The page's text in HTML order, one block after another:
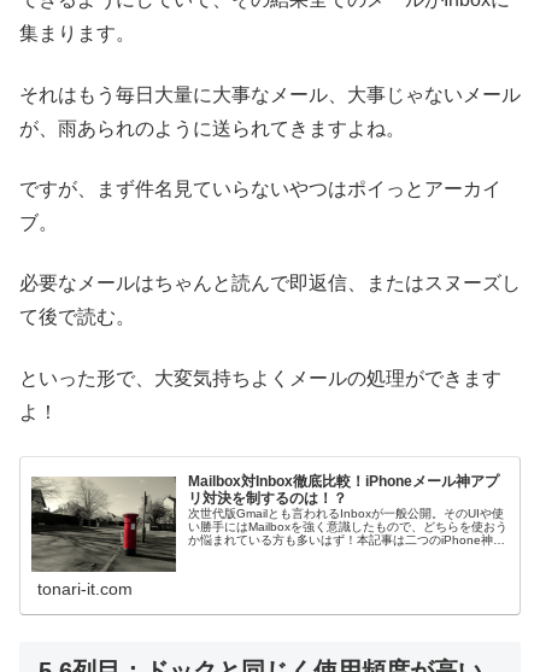
集まります。
それはもう毎日大量に大事なメール、大事じゃないメール
が、雨あられのように送られてきますよね。
ですが、まず件名見ていらないやつはポイっとアーカイ
ブ。
必要なメールはちゃんと読んで即返信、またはスヌーズし
て後で読む。
といった形で、大変気持ちよくメールの処理ができます
よ！
Mailbox対Inbox徹底比較！iPhoneメール神アプ
リ対決を制するのは！？
次世代版Gmailとも言われるInboxが一般公開。そのUIや使
い勝手にはMailboxを強く意識したもので、どちらを使おう
か悩まれている方も多いはず！本記事は二つのiPhone神メ
tonari-it.com